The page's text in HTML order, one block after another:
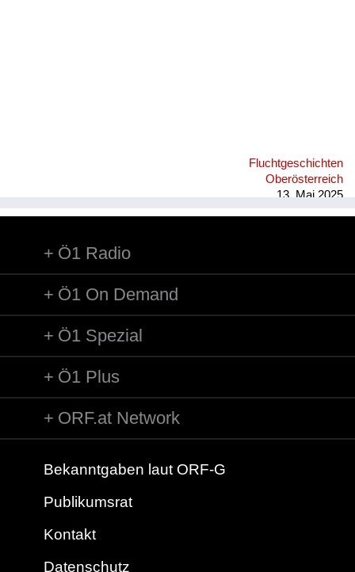
Fluchtgeschichten
Oberösterreich
13. Mai 2025
Ö1 Radio
Ö1 On Demand
Ö1 Spezial
Ö1 Plus
ORF.at Network
Bekanntgaben laut ORF-G
Publikumsrat
Kontakt
Datenschutz